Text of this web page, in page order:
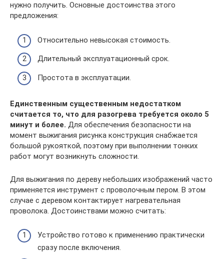
нужно получить. Основные достоинства этого
предложения:
Относительно невысокая стоимость.
Длительный эксплуатационный срок.
Простота в эксплуатации.
Единственным существенным недостатком
считается то, что для разогрева требуется около 5
минут и более. Для обеспечения безопасности на
момент выжигания рисунка конструкция снабжается
большой рукояткой, поэтому при выполнении тонких
работ могут возникнуть сложности.
Для выжигания по дереву небольших изображений часто
применяется инструмент с проволочным пером. В этом
случае с деревом контактирует нагревательная
проволока. Достоинствами можно считать:
Устройство готово к применению практически
сразу после включения.